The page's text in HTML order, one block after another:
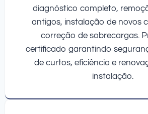
diagnóstico completo,
antigos, instalação de novos
correção de sobrecargas.
certificado garantindo
de curtos, eficiência e
instalação.